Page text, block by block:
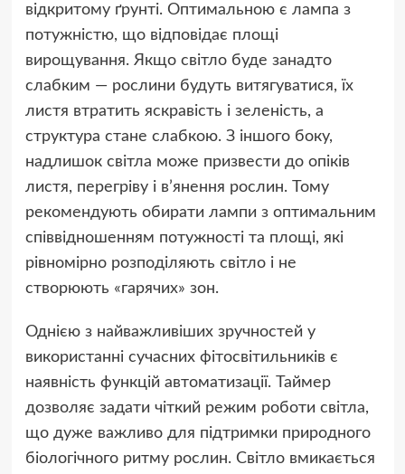
відкритому ґрунті. Оптимальною є лампа з
потужністю, що відповідає площі
вирощування. Якщо світло буде занадто
слабким — рослини будуть витягуватися, їх
листя втратить яскравість і зеленість, а
структура стане слабкою. З іншого боку,
надлишок світла може призвести до опіків
листя, перегріву і в’янення рослин. Тому
рекомендують обирати лампи з оптимальним
співвідношенням потужності та площі, які
рівномірно розподіляють світло і не
створюють «гарячих» зон.
Однією з найважливіших зручностей у
використанні сучасних фітосвітильників є
наявність функцій автоматизації. Таймер
дозволяє задати чіткий режим роботи світла,
що дуже важливо для підтримки природного
біологічного ритму рослин. Світло вмикається